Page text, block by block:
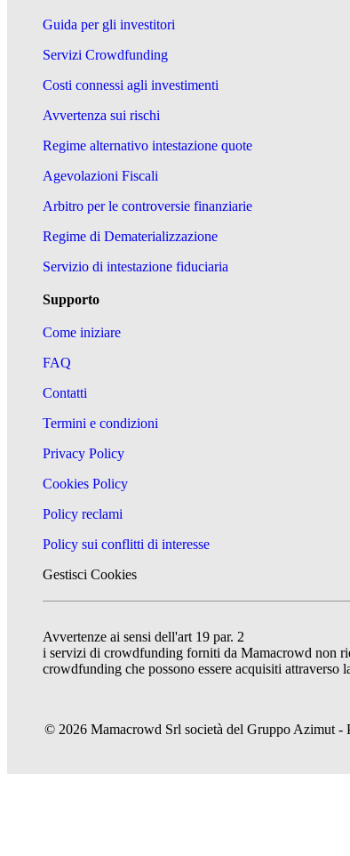
Guida per gli investitori
Servizi Crowdfunding
Costi connessi agli investimenti
Avvertenza sui rischi
Regime alternativo intestazione quote
Agevolazioni Fiscali
Arbitro per le controversie finanziarie
Regime di Dematerializzazione
Servizio di intestazione fiduciaria
Supporto
Come iniziare
FAQ
Contatti
Termini e condizioni
Privacy Policy
Cookies Policy
Policy reclami
Policy sui conflitti di interesse
Gestisci Cookies
Avvertenze ai sensi dell'art 19 par. 2
i servizi di crowdfunding forniti da Mamacrowd non
crowdfunding che possono essere acquisiti
© 2026 Mamacrowd Srl società del Gruppo Azimut -